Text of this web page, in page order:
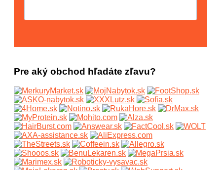
Pre aký obchod hľadáte zľavu?